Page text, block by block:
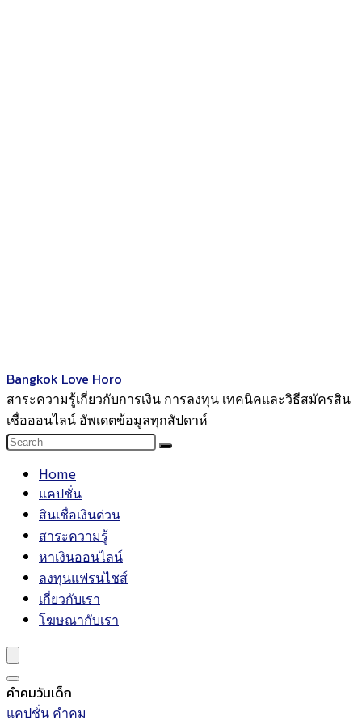
Bangkok Love Horo
สาระความรู้เกี่ยวกับการเงิน การลงทุน เทคนิคและวิธีสมัครสิน
เชื่อออนไลน์ อัพเดตข้อมูลทุกสัปดาห์
Home
แคปชั่น
สินเชื่อเงินด่วน
สาระความรู้
หาเงินออนไลน์
ลงทุนแฟรนไชส์
เกี่ยวกับเรา
โฆษณากับเรา
คำคมวันเด็ก
แคปชั่น คำคม